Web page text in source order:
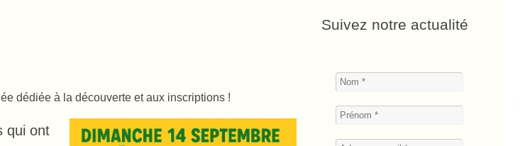
dédiée à la découverte et aux inscriptions !
qui ont
Suivez notre actualité